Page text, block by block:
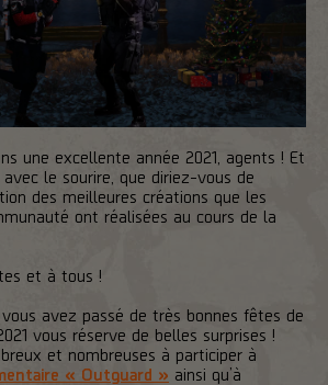
une excellente année 2021, agents ! Et
le sourire, que diriez-vous de
des meilleures créations que les
ont réalisées au cours de la
et à tous !
avez passé de très bonnes fêtes de
vous réserve de belles surprises !
et nombreuses à participer à
« Outguard » ainsi qu’à